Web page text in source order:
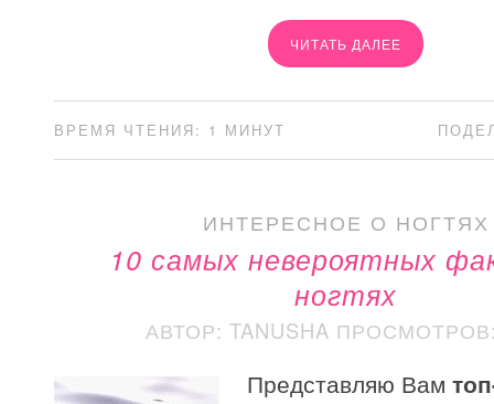
ЧИТАТЬ ДАЛЕЕ
ВРЕМЯ ЧТЕНИЯ: 1 МИНУТ
ИНТЕРЕСНОЕ О НОГТЯХ
10 самых невероятных
ногтях
АВТОР: TANUSHA
Представляю Вам